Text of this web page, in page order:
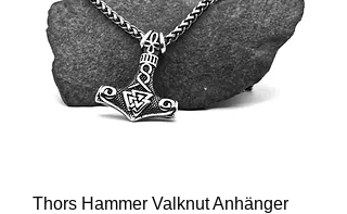
Thors Hammer Valknut Anhänger